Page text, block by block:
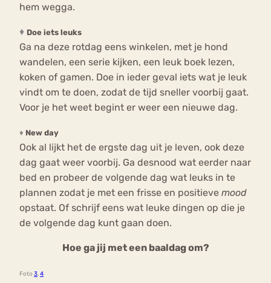
hem wegga.
♦ Doe iets leuks
Ga na deze rotdag eens winkelen, met je hond
wandelen, een serie kijken, een leuk boek lezen,
koken of gamen. Doe in ieder geval iets wat je leuk
vindt om te doen, zodat de tijd sneller voorbij gaat.
Voor je het weet begint er weer een nieuwe dag.
♦ New day
Ook al lijkt het de ergste dag uit je leven, ook deze
dag gaat weer voorbij. Ga desnood wat eerder naar
bed en probeer de volgende dag wat leuks in te
plannen zodat je met een frisse en positieve mood
opstaat. Of schrijf eens wat leuke dingen op die je
de volgende dag kunt gaan doen.
Hoe ga jij met een baaldag om?
Foto3,4